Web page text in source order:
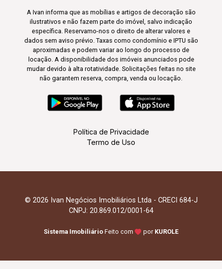
A Ivan informa que as mobílias e artigos de decoração são
ilustrativos e não fazem parte do imóvel, salvo indicação
específica. Reservamo-nos o direito de alterar valores e
dados sem aviso prévio. Taxas como condomínio e IPTU são
aproximadas e podem variar ao longo do processo de
locação. A disponibilidade dos imóveis anunciados pode
mudar devido à alta rotatividade. Solicitações feitas no site
não garantem reserva, compra, venda ou locação.
Política de Privacidade
Termo de Uso
© 2026 Ivan Negócios Imobiliários Ltda - CRECI 684-J
CNPJ: 20.869.012/0001-64
Sistema Imobiliário Feito com por KUROLE